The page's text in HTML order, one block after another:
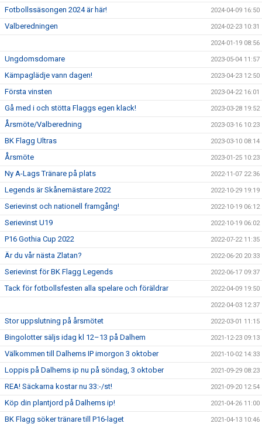
Fotbollssäsongen 2024 är här! 2024-04-09 16:50
Valberedningen 2024-02-23 10:31
2024-01-19 08:56
Ungdomsdomare 2023-05-04 11:57
Kämpaglädje vann dagen! 2023-04-23 12:50
Första vinsten 2023-04-22 16:01
Gå med i och stötta Flaggs egen klack! 2023-03-28 19:52
Årsmöte/Valberedning 2023-03-16 10:23
BK Flagg Ultras 2023-03-10 08:14
Årsmöte 2023-01-25 10:23
Ny A-Lags Tränare på plats 2022-11-07 22:36
Legends är Skånemästare 2022 2022-10-29 19:19
Serievinst och nationell framgång! 2022-10-19 06:12
Serievinst U19 2022-10-19 06:02
P16 Gothia Cup 2022 2022-07-22 11:35
Är du vår nästa Zlatan? 2022-06-20 20:33
Serievinst för BK Flagg Legends 2022-06-17 09:37
Tack för fotbollsfesten alla spelare och föräldrar 2022-04-09 19:50
2022-04-03 12:37
Stor uppslutning på årsmötet 2022-03-01 11:15
Bingolotter säljs idag kl 12–13 på Dalhem 2021-12-23 09:13
Välkommen till Dalhems IP imorgon 3 oktober 2021-10-02 14:33
Loppis på Dalhems ip nu på söndag, 3 oktober 2021-09-29 08:23
REA! Säckarna kostar nu 33:-/st! 2021-09-20 12:54
Köp din plantjord på Dalhems ip! 2021-04-26 11:00
BK Flagg söker tränare till P16-laget 2021-04-13 10:46